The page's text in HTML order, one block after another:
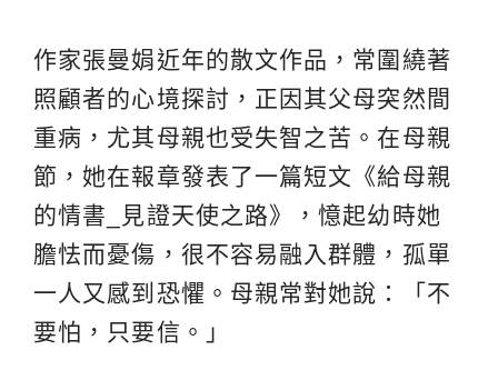
作家張曼娟近年的散文作品，常圍繞著
照顧者的心境探討，正因其父母突然間
重病，尤其母親也受失智之苦。在母親
節，她在報章發表了一篇短文《給母親
的情書­_見證天使之路》，憶起幼時她
膽怯而憂傷，很不容易融入群體，孤單
一人又感到恐懼。母親常對她說：「不
要怕，只要信。」